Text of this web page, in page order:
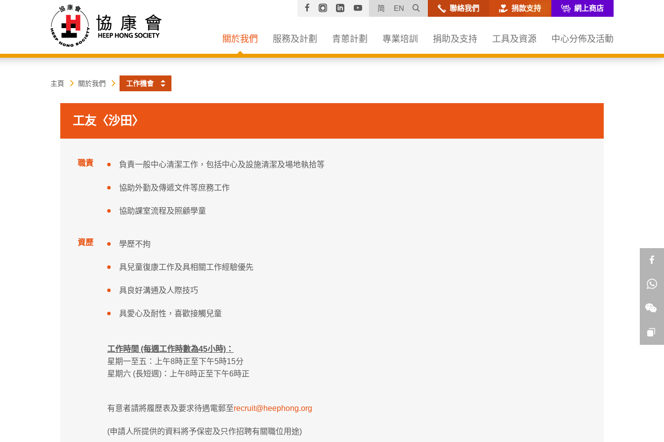
FacebookInstagram
LinkedinYouTube
简 EN 打開網站搜尋框
聯絡我們 捐款支持 網上商店
關於我們 服務及計劃 青蔥計劃 專業培訓 捐助及支持 工具及資源 中心分佈及活動
主頁 關於我們 工作機會
工友〈沙田〉
職責 負責一般中心清潔工作，包括中心及設施清潔及場地執拾等
協助外勤及傳遞文件等庶務工作
協助課室流程及照顧學童
資歷 學歷不拘
具兒童復康工作及具相關工作經驗優先
具良好溝通及人際技巧
具愛心及耐性，喜歡接觸兒童
工作時間 (每週工作時數為45小時)：
星期一至五：上午8時正至下午5時15分
星期六 (長短週)：上午8時正至下午6時正
有意者請將履歷表及要求待遇電郵至recruit@heephong.org
(申請人所提供的資料將予保密及只作招聘有關職位用途)